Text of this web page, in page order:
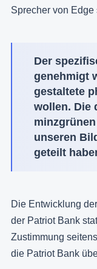
Sprecher von Edge
Der
genehmigt
gestaltete
wollen. Die
unseren
geteilt
Die Entwicklung
der Patriot Bank
Zustimmung
die Patriot Bank